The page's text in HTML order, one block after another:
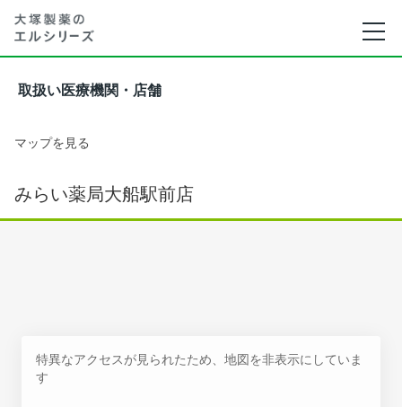
取扱い医療機関・店舗
マップを見る
みらい薬局大船駅前店
特異なアクセスが見られたため、地図を非表示にしていま
す